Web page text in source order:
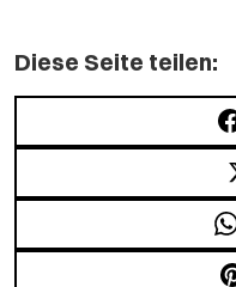
Diese Seite teilen: